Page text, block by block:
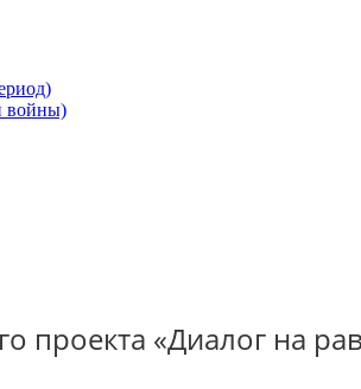
проекта «Диалог на